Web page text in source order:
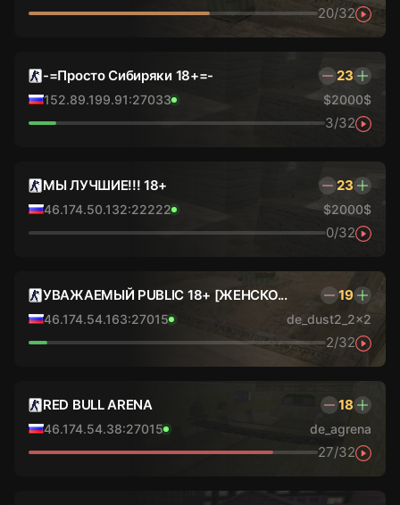
20/32
-=Просто Сибиряки 18+=- 23
152.89.199.91:27033 $2000$
3/32
МЫ ЛУЧШИЕ!!! 18+ 23
46.174.50.132:22222 $2000$
0/32
УВАЖАЕМЫЙ PUBLIC 18+ [ЖЕНСКО... 19
46.174.54.163:27015 de_dust2_2x2
2/32
RED BULL ARENA 18
46.174.54.38:27015 de_agrena
27/32